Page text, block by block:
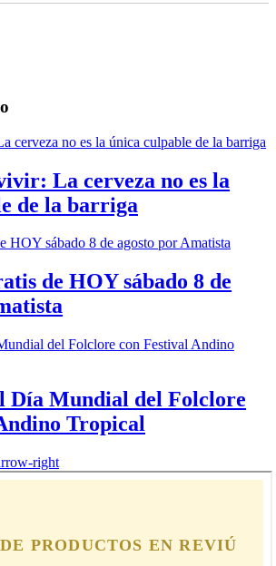
La cerveza no es la
de la barriga
de HOY sábado 8 de
Día Mundial del Folclore
Tropical